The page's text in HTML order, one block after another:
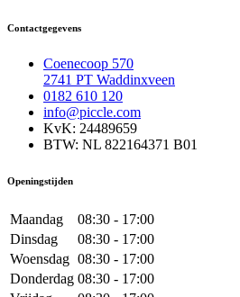
Contactgegevens
Coenecoop 570
2741 PT Waddinxveen
0182 610 120
info@piccle.com
KvK: 24489659
BTW: NL 822164371 B01
Openingstijden
Maandag
08:30 - 17:00
Dinsdag
08:30 - 17:00
Woensdag 08:30 - 17:00
Donderdag 08:30 - 17:00